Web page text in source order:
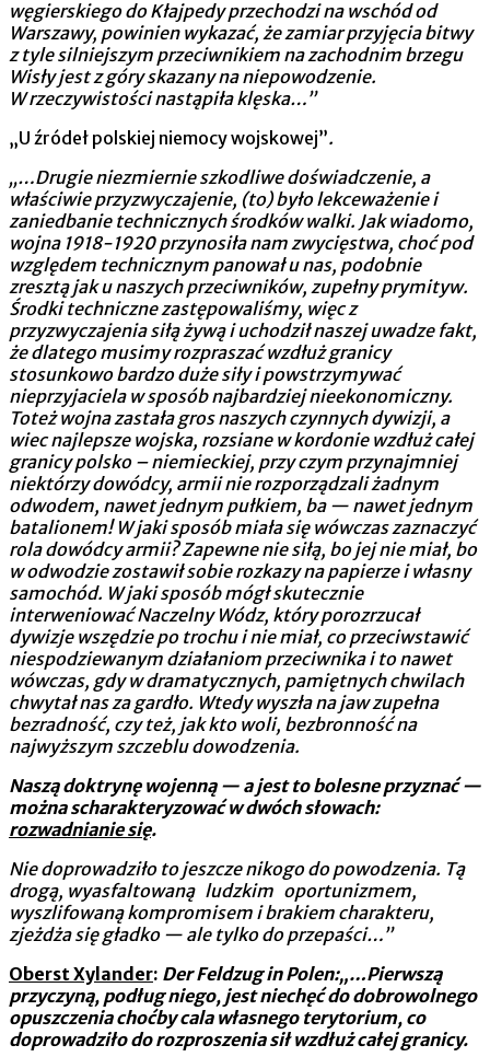
węgierskiego do Kłajpedy przechodzi na wschód od
Warszawy, powinien wykazać, że zamiar przyjęcia bitwy
z tyle silniejszym przeciwnikiem na zachodnim brzegu
Wisły jest z góry skazany na niepowodzenie.
W rzeczywi­stości nastąpiła klęska…”
„U źródeł polskiej niemocy wojskowej”.
„…Drugie niezmiernie szkodliwe doświadczenie, a
właściwie przyzwyczajenie, (to) było lekceważenie i
zaniedbanie technicznych środków walki. Jak wiadomo,
wojna 1918-1920 przynosiła nam zwycięstwa, choć pod
względem technicznym panował u nas, podobnie
zresztą jak u naszych przeciwników, zupełny prymityw.
Środki techniczne zastępowaliśmy, więc z
przyzwyczajenia siłą żywą i uchodził naszej uwadze fakt,
że dlatego musimy rozpraszać wzdłuż granicy
stosunkowo bardzo duże siły i powstrzymywać
nieprzyjaciela w sposób najbardziej nieekonomiczny.
Toteż wojna zastała gros naszych czynnych dywizji, a
wiec najlepsze wojska, rozsiane w kordonie wzdłuż całej
granicy polsko – niemieckiej, przy czym przynajmniej
niektórzy dowódcy, armii nie rozporządzali żadnym
odwodem, nawet jednym pułkiem, ba — nawet jednym
batalionem! W jaki sposób miała się wówczas zaznaczyć
rola dowódcy armii? Zapewne nie siłą, bo jej nie miał, bo
w odwodzie zostawił sobie rozkazy na papierze i własny
samochód. W jaki sposób mógł skutecznie
interweniować Naczelny Wódz, który porozrzucał
dywizje wszędzie po trochu i nie miał, co przeciwstawić
niespodziewanym działaniom przeciwnika i to nawet
wówczas, gdy w dramatycznych, pamiętnych chwilach
chwytał nas za gardło. Wtedy wyszła na jaw zupełna
bezradność, czy też, jak kto woli, bezbronność na
najwyższym szczeblu dowodzenia.
Naszą doktrynę wojenną — a jest to bolesne przyznać —
można scharakteryzować w dwóch słowach:
rozwadnianie się.
Nie doprowadziło to jeszcze nikogo do powodzenia. Tą
drogą, wyasfaltowaną ludzkim oportunizmem,
wyszlifowaną kompromisem i brakiem charakteru,
zjeżdża się gładko — ale tylko do przepaści…”
Oberst Xylander: Der Feldzug in Polen:„…Pierwszą
przyczyną, podług niego, jest niechęć do dobrowolnego
opuszczenia choćby cala własnego terytorium, co
doprowadziło do rozproszenia sił wzdłuż całej granicy.